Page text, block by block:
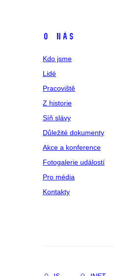
O NÁS
Kdo jsme
Lidé
Pracoviště
Z historie
Síň slávy
Důležité dokumenty
Akce a konference
Fotogalerie událostí
Pro média
Kontakty